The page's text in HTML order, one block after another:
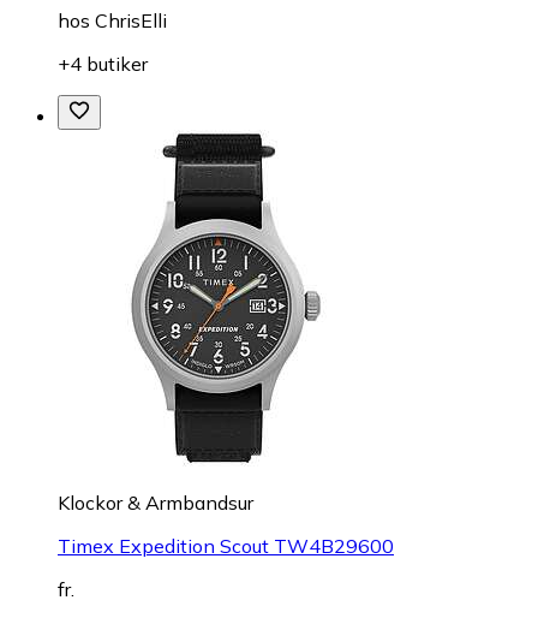
hos ChrisElli
+4 butiker
Klockor & Armbandsur
Timex Expedition Scout TW4B29600
fr.